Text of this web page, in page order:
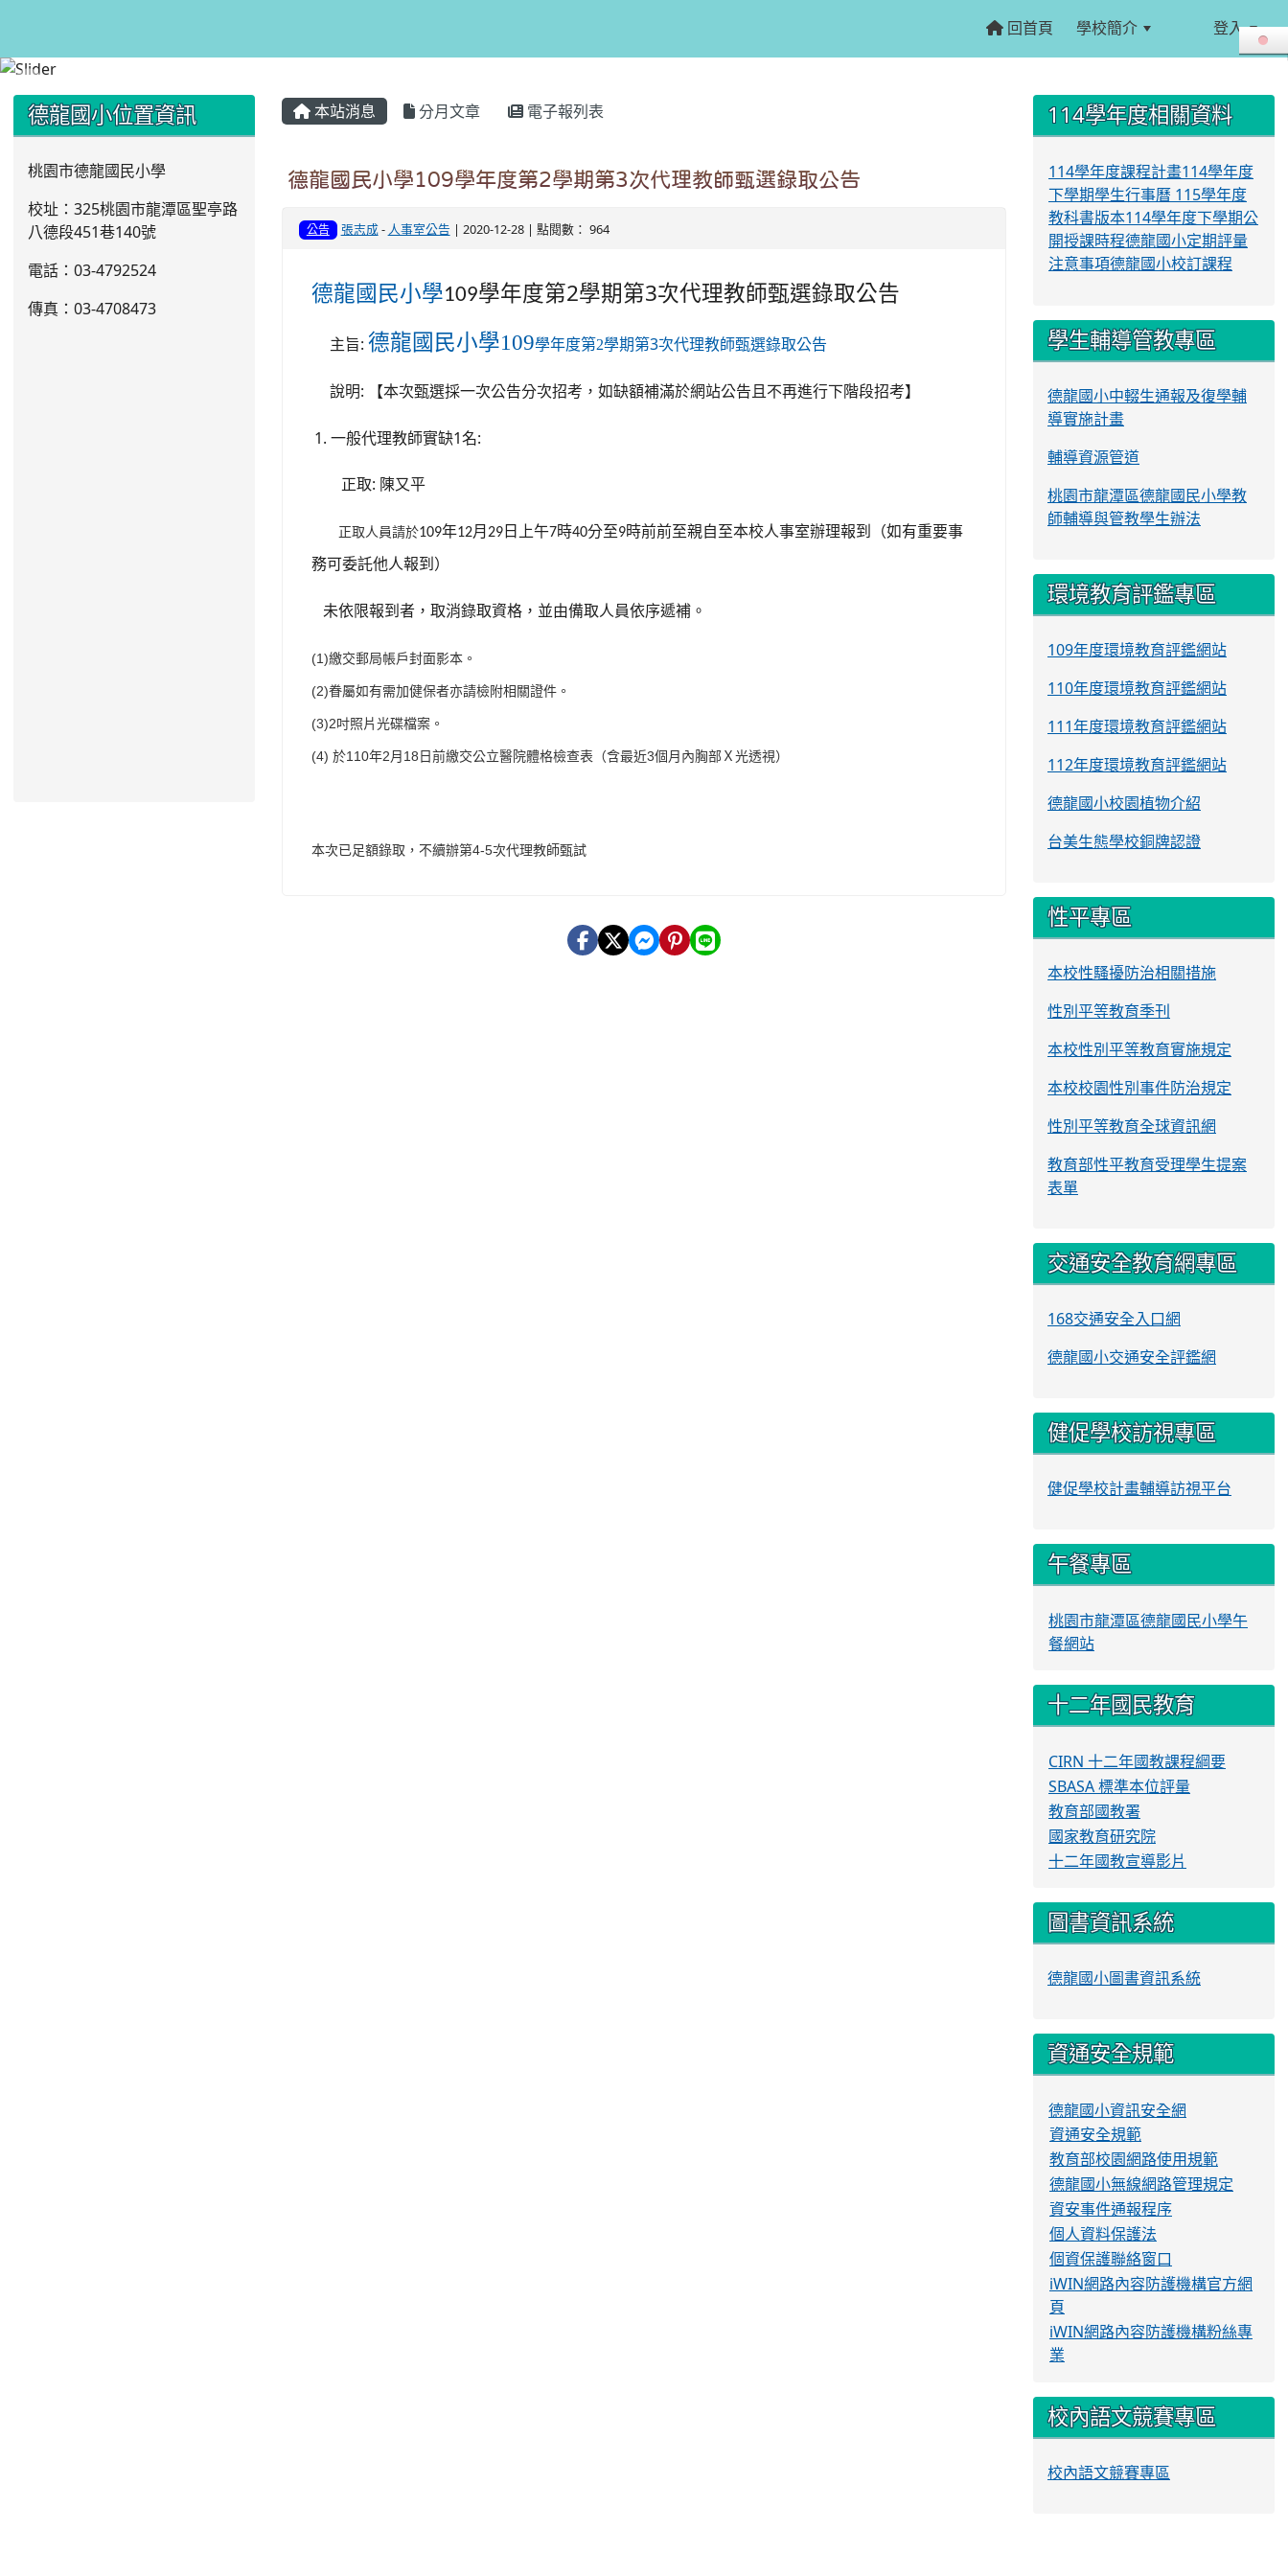
回首頁 學校簡介 登入
本站消息 分月文章 電子報列表
德龍國民小學109學年度第2學期第3次代理教師甄選錄取公告
公告 張志成- 人事室公告 | 2020-12-28 | 點閱數： 964
德龍國民小學109學年度第2學期第3次代理教師甄選錄取公告
主旨: 德龍國民小學109學年度第2學期第3次代理教師甄選錄取公告
說明: 【本次甄選採一次公告分次招考，如缺額補滿於網站公告且不再進行下階段招考】
一般代理教師實缺1名:
正取: 陳又平
正取人員請於109年12月 29 日上午7時40分至9時前前至親自至本校人事室辦理報到（如有重要事
務可委託他人報到）
未依限報到者，取消錄取資格，並由備取人員依序遞補。
(1)繳交郵局帳戶封面影本。
(2)眷屬如有需加健保者亦請檢附相關證件。
(3)2吋照片光碟檔案。
(4) 於110年2月 18 日前繳交公立醫院體格檢查表（含最近3個月內胸部Ｘ光透視）
本次已足額錄取，不續辦第4-5次代理教師甄試
::: 德龍國小位置資訊
桃園市德龍國民小學
校址：325桃園市龍潭區聖亭路
八德段451巷140號
電話：03-4792524
傳真：03-4708473
::: 114學年度相關資料
114學年度課程計畫114學年度
下學期學生行事曆 115學年度
教科書版本114學年度下學期公
開授課時程德龍國小定期評量
注意事項德龍國小校訂課程
學生輔導管教專區
德龍國小中輟生通報及復學輔
導實施計畫
輔導資源管道
桃園市龍潭區德龍國民小學教
師輔導與管教學生辦法
環境教育評鑑專區
109年度環境教育評鑑網站
110年度環境教育評鑑網站
111年度環境教育評鑑網站
112年度環境教育評鑑網站
德龍國小校園植物介紹
台美生態學校銅牌認證
性平專區
本校性騷擾防治相關措施
性別平等教育季刊
本校性別平等教育實施規定
本校校園性別事件防治規定
性別平等教育全球資訊網
教育部性平教育受理學生提案
表單
交通安全教育網專區
168交通安全入口網
德龍國小交通安全評鑑網
健促學校訪視專區
健促學校計畫輔導訪視平台
午餐專區
桃園市龍潭區德龍國民小學午
餐網站
十二年國民教育
CIRN 十二年國教課程綱要
SBASA 標準本位評量
教育部國教署
國家教育研究院
十二年國教宣導影片
圖書資訊系統
德龍國小圖書資訊系統
資通安全規範
德龍國小資訊安全網
資通安全規範
教育部校園網路使用規範
德龍國小無線網路管理規定
資安事件通報程序
個人資料保護法
個資保護聯絡窗口
iWIN網路內容防護機構官方網
頁
iWIN網路內容防護機構粉絲專
業
校內語文競賽專區
校內語文競賽專區